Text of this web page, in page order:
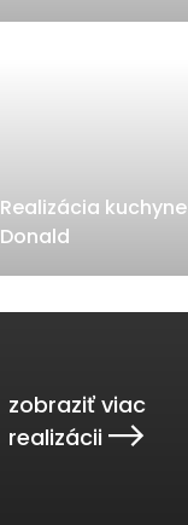
Realizácia kuchyne
Donald
zobraziť viac
realizácii